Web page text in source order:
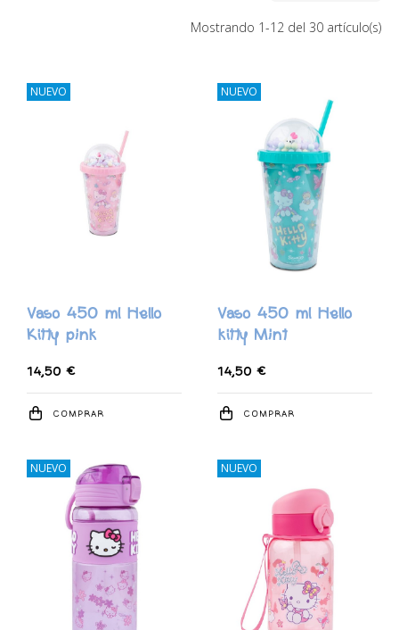
Mostrando 1-12 del 30 artículo(s)
NUEVO
Vaso 450 ml Hello
Kitty pink
14,50 €
COMPRAR
NUEVO
Vaso 450 ml Hello
kitty Mint
14,50 €
COMPRAR
NUEVO NUEVO